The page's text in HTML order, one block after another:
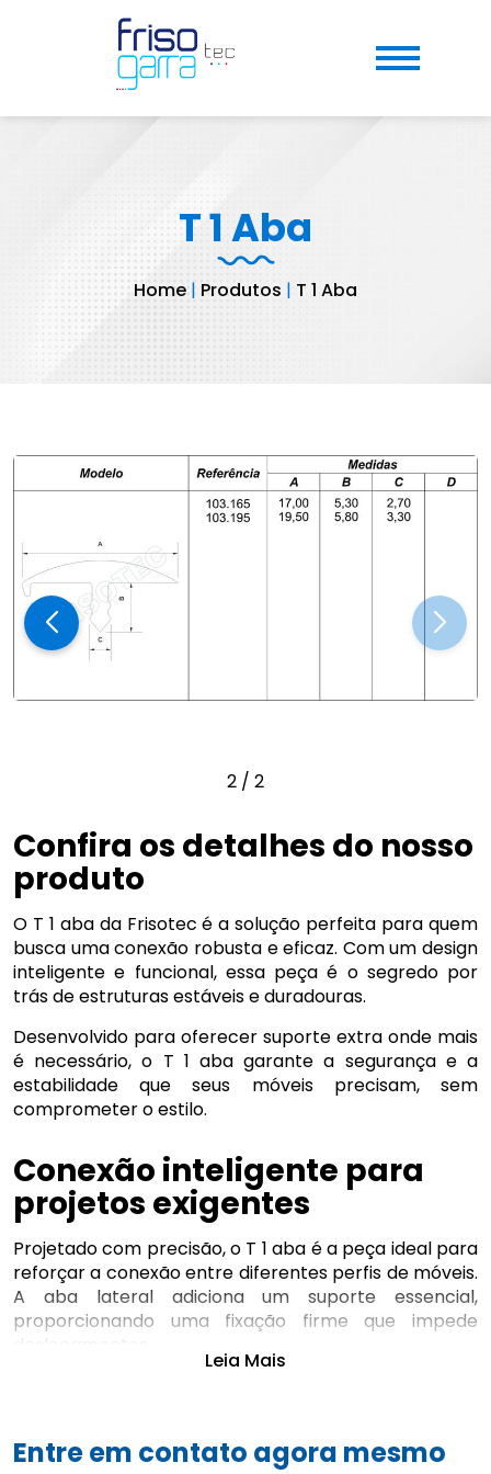
T 1 Aba
Home | Produtos | T 1 Aba
2 / 2
Confira os detalhes do nosso
produto
O T 1 aba da Frisotec é a solução perfeita para quem
busca uma conexão robusta e eficaz. Com um design
inteligente e funcional, essa peça é o segredo por
trás de estruturas estáveis e duradouras.
Desenvolvido para oferecer suporte extra onde mais
é necessário, o T 1 aba garante a segurança e a
estabilidade que seus móveis precisam, sem
comprometer o estilo.
Conexão inteligente para
projetos exigentes
Projetado com precisão, o T 1 aba é a peça ideal para
reforçar a conexão entre diferentes perfis de móveis.
A aba lateral adiciona um suporte essencial,
proporcionando uma fixação firme que impede
deslocamentos.
escolha inteligente para projetos que exigem máxima
Leia Mais
Entre em contato agora mesmo